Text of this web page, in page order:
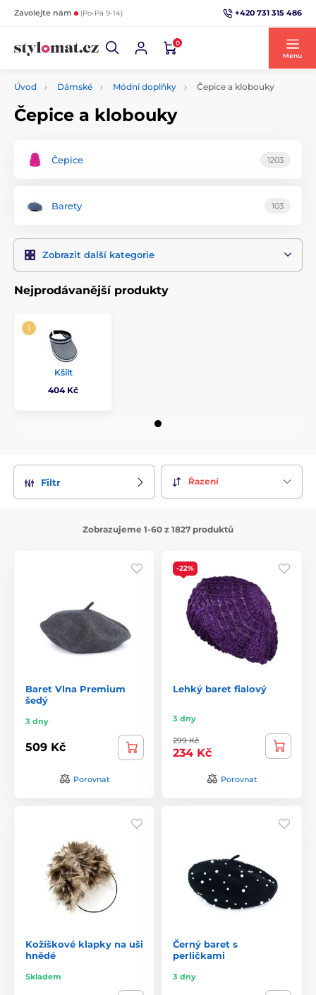
Zavolejte nám (Po-Pá 9-14) +420 731 315 486
0
Menu
Úvod Dámské Módní doplňky Čepice a klobouky
Čepice a klobouky
Čepice 1203
Barety 103
Zobrazit další kategorie
Nejprodávanější produkty
Kšilt
404 Kč
Filtr Řazení
Zobrazujeme 1-60 z 1827 produktů
Baret Vlna Premium
šedý
3 dny
509 Kč
Porovnat
-22%
Lehký baret fialový
3 dny
299 Kč
234 Kč
Porovnat
Kožíškové klapky na uši
hnědé
Skladem
Černý baret s
perličkami
3 dny